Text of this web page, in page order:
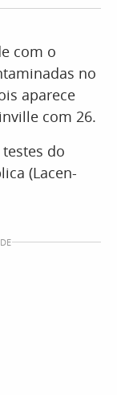
com o
no
aparece
com 26.
do
(Lacen-